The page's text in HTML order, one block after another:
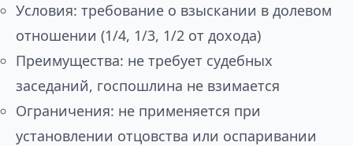
Условия: требование о взыскании в долевом
отношении (1/4, 1/3, 1/2 от дохода)
Преимущества: не требует судебных
заседаний, госпошлина не взимается
Ограничения: не применяется при
установлении отцовства или оспаривании